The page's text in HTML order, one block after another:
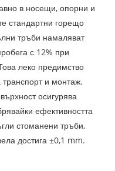
в носещи, опорни и
стандартни горещо
тръби намаляват
с 12% при
леко предимство
и монтаж.
осигурява
ефективността
стоманени тръби,
достига ±0,1 mm.